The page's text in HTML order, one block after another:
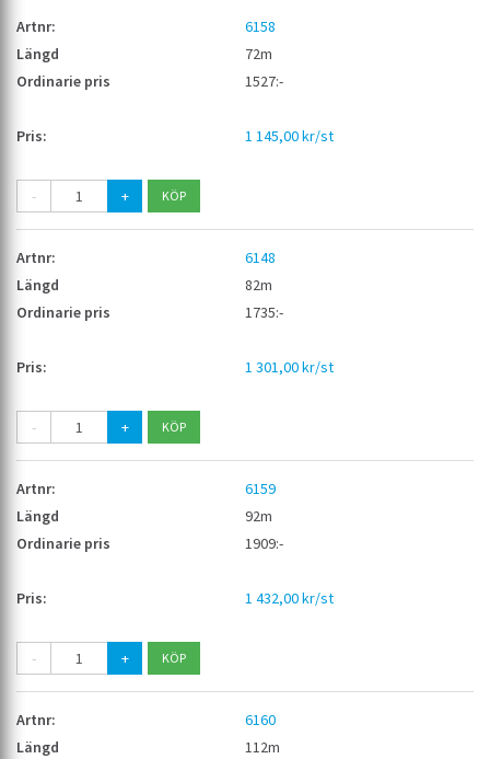
6158
72m
1527:-
1 145,00 kr/st
- +
6148
82m
1735:-
1 301,00 kr/st
- +
6159
92m
1909:-
1 432,00 kr/st
- +
6160
112m